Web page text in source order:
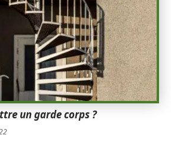
un garde corps ?